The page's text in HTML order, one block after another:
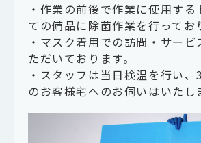
・作業の前後で作業に使用する
ての備品に除菌作業を行ってお
・マスク着用での訪問・サービ
ただいております。
・スタッフは当日検温を行い
のお客様宅へのお伺いはいたし